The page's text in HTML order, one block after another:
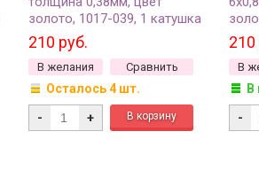
золото, 1017-039, 1 катушка
(около 60м)
210 руб.
В желания Сравнить
Осталось 4 шт.
- +
210
В
В
-